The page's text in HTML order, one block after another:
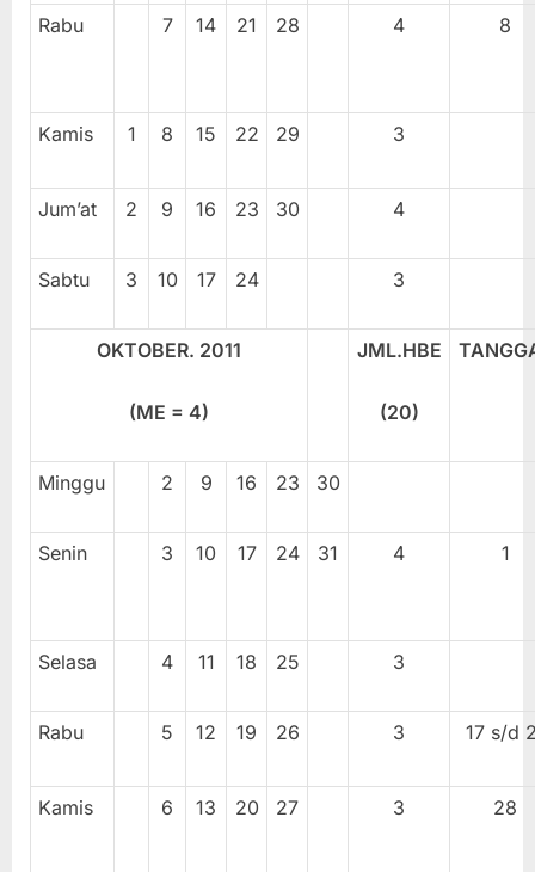
Rabu 7 14 21 28 4 8
Kamis 1 8 15 22 29 3
Jum’at 2 9 16 23 30 4
Sabtu 3 10 17 24 3
OKTOBER. 2011
(ME = 4)
JML.HBE
(20)
Minggu 2 9 16 23 30
Senin 3 10 17 24 31 4 1
Selasa 4 11 18 25 3
Rabu 5 12 19 26 3 17 s/d
Kamis 6 13 20 27 3 28